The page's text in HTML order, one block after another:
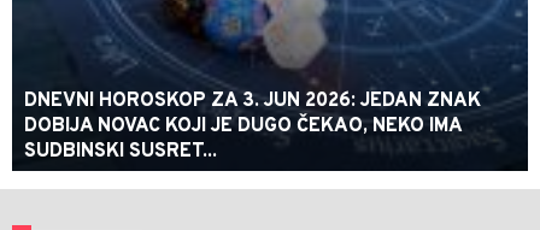
DNEVNI HOROSKOP ZA 3. JUN 2026: JEDAN ZNAK
DOBIJA NOVAC KOJI JE DUGO ČEKAO, NEKO IMA
SUDBINSKI SUSRET...